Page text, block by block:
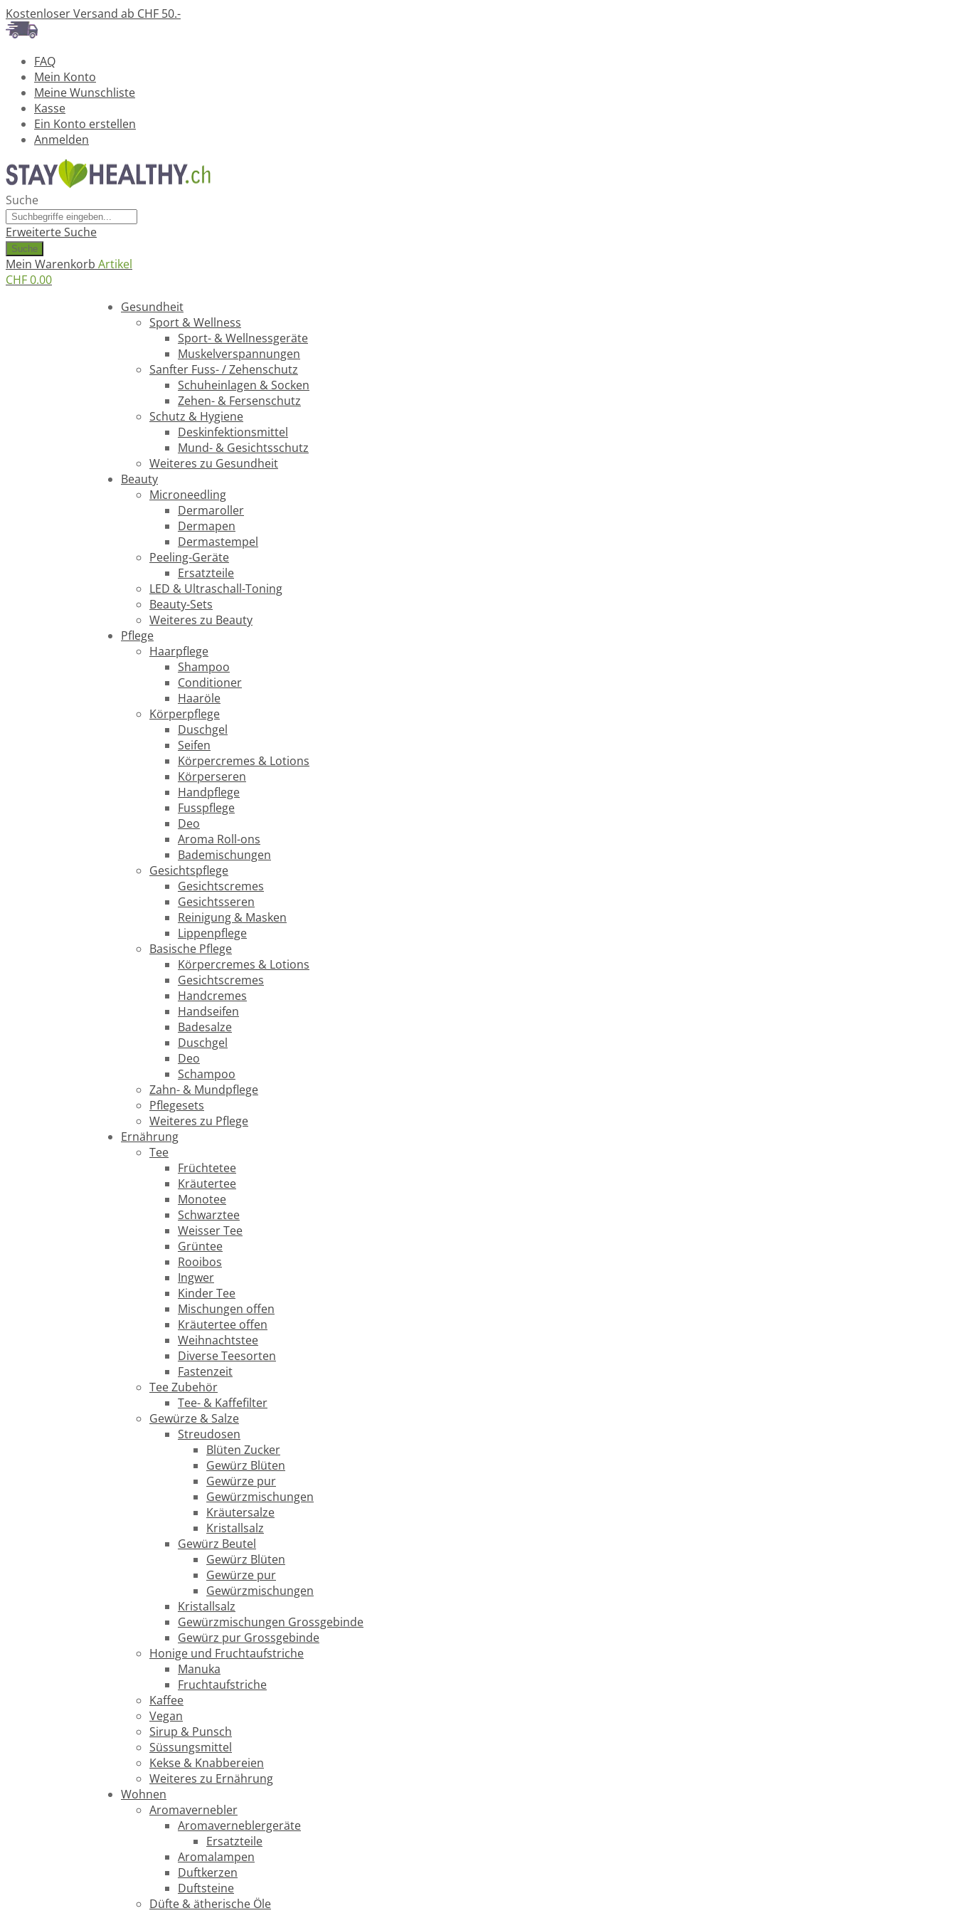
Kostenloser Versand ab CHF 50.-
FAQ
Mein Konto
Meine Wunschliste
Kasse
Ein Konto erstellen
Anmelden
Suche
Erweiterte Suche
Suche
Mein Warenkorb Artikel
CHF 0.00
Gesundheit
Sport & Wellness
Sport- & Wellnessgeräte
Muskelverspannungen
Sanfter Fuss- / Zehenschutz
Schuheinlagen & Socken
Zehen- & Fersenschutz
Schutz & Hygiene
Deskinfektionsmittel
Mund- & Gesichtsschutz
Weiteres zu Gesundheit
Beauty
Microneedling
Dermaroller
Dermapen
Dermastempel
Peeling-Geräte
Ersatzteile
LED & Ultraschall-Toning
Beauty-Sets
Weiteres zu Beauty
Pflege
Haarpflege
Shampoo
Conditioner
Haaröle
Körperpflege
Duschgel
Seifen
Körpercremes & Lotions
Körperseren
Handpflege
Fusspflege
Deo
Aroma Roll-ons
Bademischungen
Gesichtspflege
Gesichtscremes
Gesichtsseren
Reinigung & Masken
Lippenpflege
Basische Pflege
Körpercremes & Lotions
Gesichtscremes
Handcremes
Handseifen
Badesalze
Duschgel
Deo
Schampoo
Zahn- & Mundpflege
Pflegesets
Weiteres zu Pflege
Ernährung
Tee
Früchtetee
Kräutertee
Monotee
Schwarztee
Weisser Tee
Grüntee
Rooibos
Ingwer
Kinder Tee
Mischungen offen
Kräutertee offen
Weihnachtstee
Diverse Teesorten
Fastenzeit
Tee Zubehör
Tee- & Kaffefilter
Gewürze & Salze
Streudosen
Blüten Zucker
Gewürz Blüten
Gewürze pur
Gewürzmischungen
Kräutersalze
Kristallsalz
Gewürz Beutel
Gewürz Blüten
Gewürze pur
Gewürzmischungen
Kristallsalz
Gewürzmischungen Grossgebinde
Gewürz pur Grossgebinde
Honige und Fruchtaufstriche
Manuka
Fruchtaufstriche
Kaffee
Vegan
Sirup & Punsch
Süssungsmittel
Kekse & Knabbereien
Weiteres zu Ernährung
Wohnen
Aromavernebler
Aromaverneblergeräte
Ersatzteile
Aromalampen
Duftkerzen
Duftsteine
Düfte & ätherische Öle